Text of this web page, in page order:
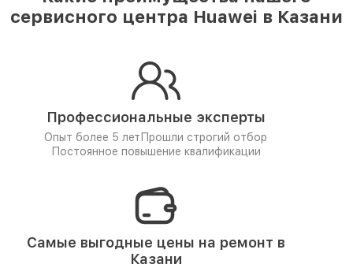
сервисного центра Huawei в Казани
Профессиональные эксперты
Опыт более 5 лет Прошли строгий отбор
Постоянное повышение квалификации
Самые выгодные цены на ремонт в
Казани